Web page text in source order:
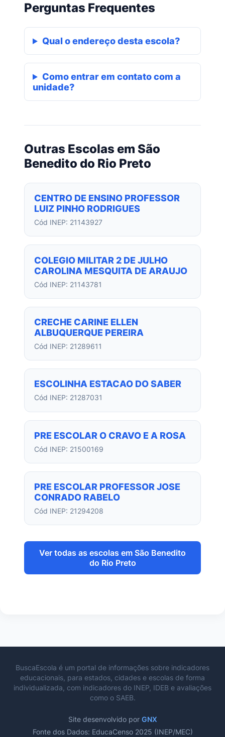
Perguntas Frequentes
Qual o endereço desta escola?
Como entrar em contato com a
unidade?
Outras Escolas em São
Benedito do Rio Preto
CENTRO DE ENSINO PROFESSOR
LUIZ PINHO RODRIGUES
Cód INEP: 21143927
COLEGIO MILITAR 2 DE JULHO
CAROLINA MESQUITA DE ARAUJO
Cód INEP: 21143781
CRECHE CARINE ELLEN
ALBUQUERQUE PEREIRA
Cód INEP: 21289611
ESCOLINHA ESTACAO DO SABER
Cód INEP: 21287031
PRE ESCOLAR O CRAVO E A ROSA
Cód INEP: 21500169
PRE ESCOLAR PROFESSOR JOSE
CONRADO RABELO
Cód INEP: 21294208
Ver todas as escolas em São Benedito
do Rio Preto
BuscaEscola é um portal de informações sobre indicadores
educacionais, para estados, cidades e escolas de forma
individualizada, com indicadores do INEP, IDEB e avaliações
como o SAEB.
Site desenvolvido por GNX
Fonte dos Dados: EducaCenso 2025 (INEP/MEC)